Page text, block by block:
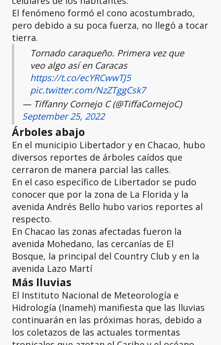
El fenómeno formó el cono acostumbrado,
pero debido a su poca fuerza, no llegó a tocar
tierra.
Tornado caraqueño. Primera vez que
veo algo así en Caracas
https://t.co/ecYRCwwTJ5
pic.twitter.com/NzZTggCsk7
— Tiffanny Cornejo C (@TiffaCornejoC)
September 25, 2022
Árboles abajo
En el municipio Libertador y en Chacao, hubo
diversos reportes de árboles caídos que
cerraron de manera parcial las calles.
En el caso específico de Libertador se pudo
conocer que por la zona de La Florida y la
avenida Andrés Bello hubo varios reportes al
respecto.
En Chacao las zonas afectadas fueron la
avenida Mohedano, las cercanías de El
Bosque, la principal del Country Club y en la
avenida Lazo Martí
Más lluvias
El Instituto Nacional de Meteorología e
Hidrología (Inameh) manifiesta que las lluvias
continuarán en las próximas horas, debido a
los coletazos de las actuales tormentas